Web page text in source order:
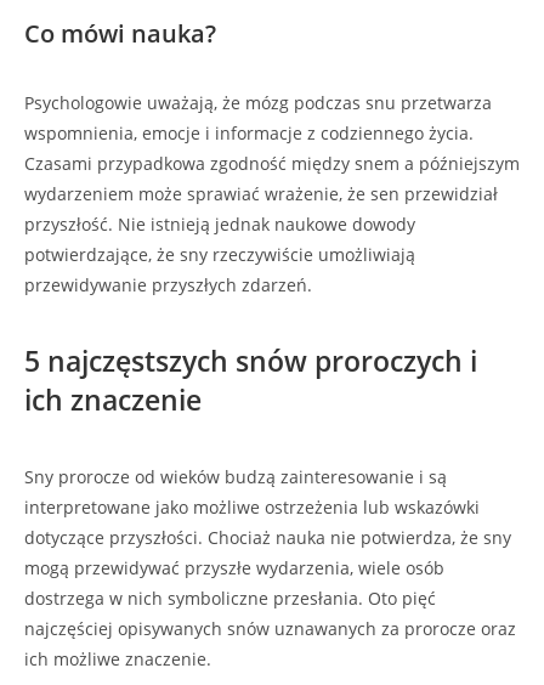
Co mówi nauka?
Psychologowie uważają, że mózg podczas snu przetwarza
wspomnienia, emocje i informacje z codziennego życia.
Czasami przypadkowa zgodność między snem a późniejszym
wydarzeniem może sprawiać wrażenie, że sen przewidział
przyszłość. Nie istnieją jednak naukowe dowody
potwierdzające, że sny rzeczywiście umożliwiają
przewidywanie przyszłych zdarzeń.
5 najczęstszych snów proroczych i
ich znaczenie
Sny prorocze od wieków budzą zainteresowanie i są
interpretowane jako możliwe ostrzeżenia lub wskazówki
dotyczące przyszłości. Chociaż nauka nie potwierdza, że sny
mogą przewidywać przyszłe wydarzenia, wiele osób
dostrzega w nich symboliczne przesłania. Oto pięć
najczęściej opisywanych snów uznawanych za prorocze oraz
ich możliwe znaczenie.